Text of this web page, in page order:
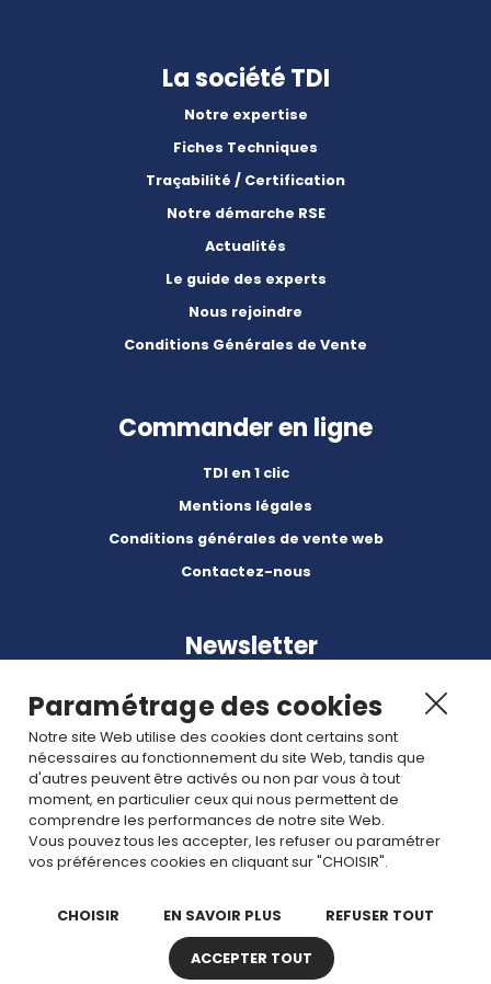
La société TDI
Notre expertise
Fiches Techniques
Traçabilité / Certification
Notre démarche RSE
Actualités
Le guide des experts
Nous rejoindre
Conditions Générales de Vente
Commander en ligne
TDI en 1 clic
Mentions légales
Conditions générales de vente web
Contactez-nous
Newsletter
Abonnez-vous à nos dernières nouvelles et articles.
Rejoignez nous
Paramétrage des cookies
Notre site Web utilise des cookies dont certains sont
nécessaires au fonctionnement du site Web, tandis que
d'autres peuvent être activés ou non par vous à tout
moment, en particulier ceux qui nous permettent de
comprendre les performances de notre site Web.
Vous pouvez tous les accepter, les refuser ou paramétrer
vos préférences cookies en cliquant sur "CHOISIR".
CHOISIR EN SAVOIR PLUS REFUSER TOUT
ACCEPTER TOUT